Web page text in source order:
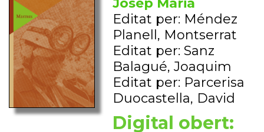
Josep Maria
Editat per: Méndez
Planell, Montserrat
Editat per: Sanz
Balagué, Joaquim
Editat per: Parcerisa
Duocastella, David
Digital obert: